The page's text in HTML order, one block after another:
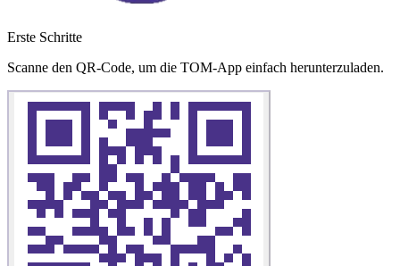
Erste Schritte
Scanne den QR-Code, um die TOM-App einfach herunterzuladen.